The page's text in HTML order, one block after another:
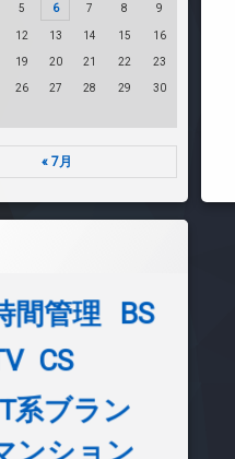
5 6 7 8 9
12 13 14 15 16
19 20 21 22 23
26 27 28 29 30
« 7月
間管理
BS
CS
系ブラン
ンション